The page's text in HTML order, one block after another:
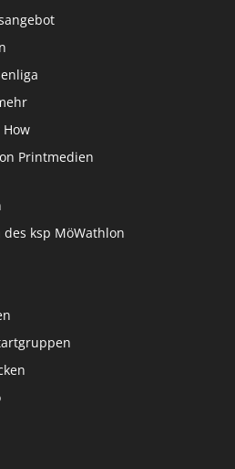
Printmedien
des ksp MöWathlon